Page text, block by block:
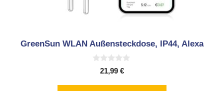
GreenSun WLAN Außensteckdose, IP44, Alexa
21,99 €